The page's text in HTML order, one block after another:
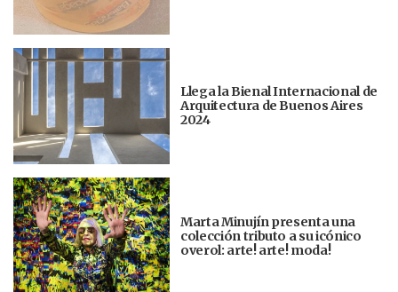
Llega la Bienal Internacional de
Arquitectura de Buenos Aires
2024
Marta Minujín presenta una
colección tributo a su icónico
overol: arte! arte! moda!